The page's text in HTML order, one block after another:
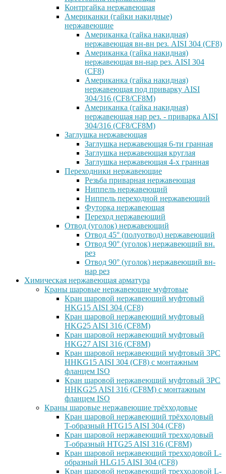
Контргайка нержавеющая
Американки (гайки накидные)
нержавеющие
Американка (гайка накидная)
нержавеющая вн-вн рез. AISI 304 (CF8)
Американка (гайка накидная)
нержавеющая вн-нар рез. AISI 304
(CF8)
Американка (гайка накидная)
нержавеющая под приварку AISI
304/316 (CF8/CF8M)
Американка (гайка накидная)
нержавеющая нар рез. - приварка AISI
304/316 (CF8/CF8M)
Заглушка нержавеющая
Заглушка нержавеющая 6-ти гранная
Заглушка нержавеющая круглая
Заглушка нержавеющая 4-х гранная
Переходники нержавеющие
Резьба приварная нержавеющая
Ниппель нержавеющий
Ниппель переходной нержавеющий
Футорка нержавеющая
Переход нержавеющий
Отвод (уголок) нержавеющий
Отвод 45° (полуотвод) нержавеющий
Отвод 90° (уголок) нержавеющий вн.
рез
Отвод 90° (уголок) нержавеющий вн-
нар рез
Химическая нержавеющая арматура
Краны шаровые нержавеющие муфтовые
Кран шаровой нержавеющий муфтовый
HKG15 AISI 304 (CF8)
Кран шаровой нержавеющий муфтовый
HKG25 AISI 316 (CF8M)
Кран шаровой нержавеющий муфтовый
HKG27 AISI 316 (CF8M)
Кран шаровой нержавеющий муфтовый 3PC
HHKG15 AISI 304 (CF8) с монтажным
фланцем ISO
Кран шаровой нержавеющий муфтовый 3PC
HHKG25 AISI 316 (CF8M) с монтажным
фланцем ISO
Краны шаровые нержавеющие трёхходовые
Кран шаровой нержавеющий трёхходовый
T-образный HTG15 AISI 304 (CF8)
Кран шаровой нержавеющий трехходовый
T-образный HTG25 AISI 316 (CF8M)
Кран шаровой нержавеющий трехходовой L-
образный HLG15 AISI 304 (CF8)
Кран шаровой нержавеющий трехходовой L-